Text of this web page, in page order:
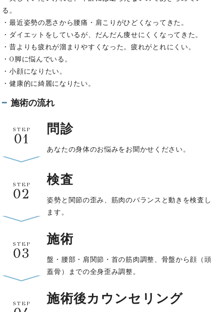
る。
・最近姿勢の悪さから腰痛・肩こりがひどくなってきた。
・ダイエットをしているが、だんだん痩せにくくなってきた。
・昔よりも疲れが溜まりやすくなった。疲れがとれにくい。
・O脚に悩んでいる。
・小顔になりたい。
・健康的に綺麗になりたい。
施術の流れ
STEP
01
問診
あなたの身体のお悩みをお聞かせください。
STEP
02
検査
姿勢と関節の歪み、筋肉のバランスと動きを検査し
ます。
STEP
03
施術
盤・腰部・肩関節・首の筋肉調整、骨盤から顔（頭
蓋骨）までの全身歪み調整。
STEP 施術後カウンセリング